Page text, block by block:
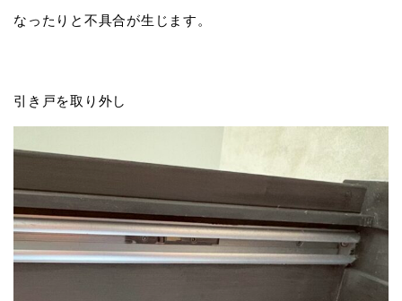
なったりと不具合が生じます。
引き戸を取り外し